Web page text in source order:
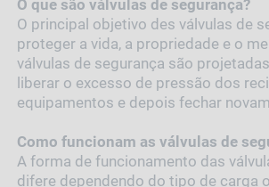
O que são válvulas de segurança?
O principal objetivo des válvulas de
proteger a vida, a propriedade e o
válvulas de segurança são
liberar o excesso de pressão dos
equipamentos e depois fechar
Como funcionam as válvulas de
A forma de funcionamento das
difere dependendo do tipo de carga